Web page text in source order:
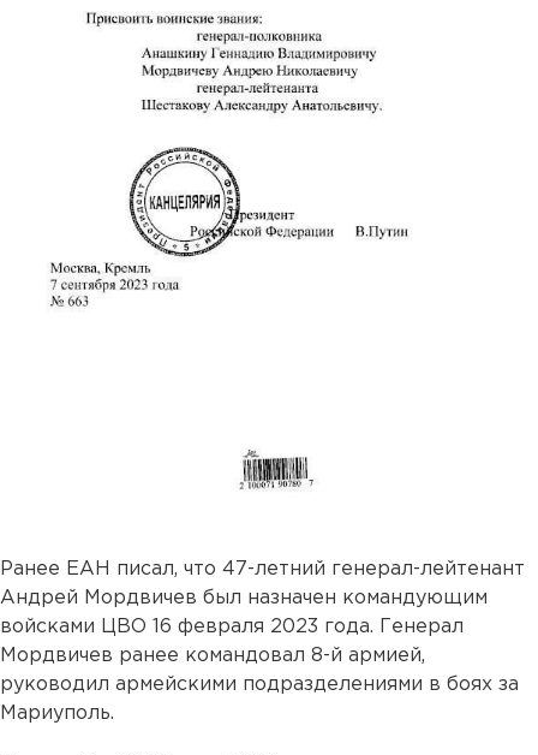
Ранее ЕАН писал, что 47-летний генерал-лейтенант
Андрей Мордвичев был назначен командующим
войсками ЦВО 16 февраля 2023 года. Генерал
Мордвичев ранее командовал 8-й армией,
руководил армейскими подразделениями в боях за
Мариуполь.